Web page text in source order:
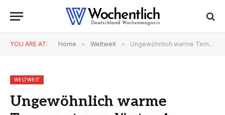
YOU ARE AT: Home » Weltweit » Ungewöhnlich warme Temperaturen läuten in Europa die erste Allergiesaison ein
WELTWEIT
Ungewöhnlich warme